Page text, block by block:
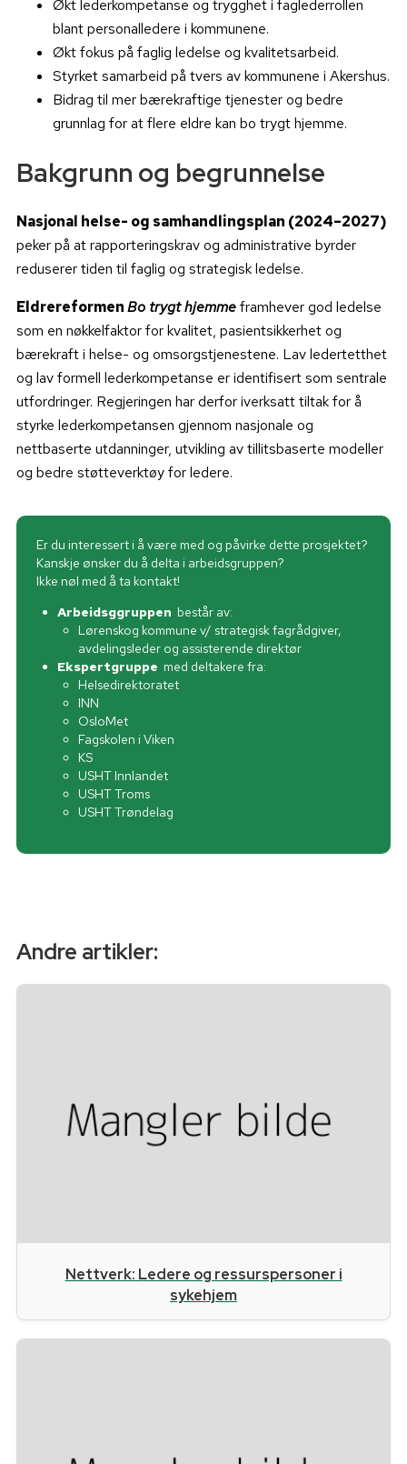
Økt lederkompetanse og trygghet i faglederrollen
blant personalledere i kommunene.
Økt fokus på faglig ledelse og kvalitetsarbeid.
Styrket samarbeid på tvers av kommunene i Akershus.
Bidrag til mer bærekraftige tjenester og bedre
grunnlag for at flere eldre kan bo trygt hjemme.
Bakgrunn og begrunnelse
Nasjonal helse- og samhandlingsplan (2024–2027)
peker på at rapporteringskrav og administrative byrder
reduserer tiden til faglig og strategisk ledelse.
EldrereformenBo trygt hjemmeframhever god ledelse
som en nøkkelfaktor for kvalitet, pasientsikkerhet og
bærekraft i helse- og omsorgstjenestene. Lav ledertetthet
og lav formell lederkompetanse er identifisert som sentrale
utfordringer. Regjeringen har derfor iverksatt tiltak for å
styrke lederkompetansen gjennom nasjonale og
nettbaserte utdanninger, utvikling av tillitsbaserte modeller
og bedre støtteverktøy for ledere.
Er du interessert i å være med og påvirke dette prosjektet?
Kanskje ønsker du å delta i arbeidsgruppen?
Ikke nøl med å ta kontakt!
Arbeidsggruppen består av:
Lørenskog kommune v/ strategisk fagrådgiver,
avdelingsleder og assisterende direktør
Ekspertgruppe med deltakere fra:
Helsedirektoratet
INN
OsloMet
Fagskolen i Viken
KS
USHT Innlandet
USHT Troms
USHT Trøndelag
Andre artikler:
Nettverk: Ledere og ressurspersoner i
sykehjem